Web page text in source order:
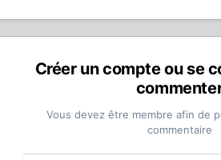
Créer un compte ou se
Vous devez être membre afin de
commentaire